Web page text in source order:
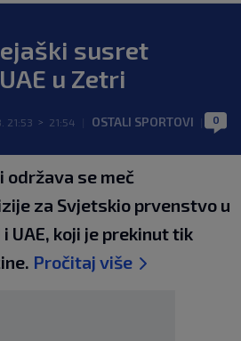
susret
u Zetri
21:53 > 21:54 OSTALI SPORTOVI 0
održava se meč
za Svjetskio prvenstvo u
UAE, koji je prekinut tik
Pročitaj više